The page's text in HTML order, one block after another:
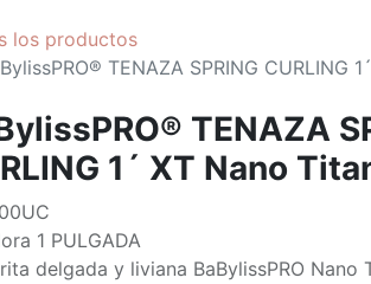
los productos
TENAZA SPRING CURLING
TENAZA
1´ XT Nano
1 PULGADA
delgada y liviana BaBylissPRO Nano